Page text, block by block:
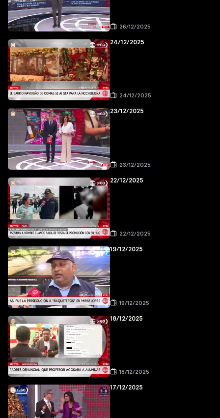
26/12/2025
24/12/2025
24/12/2025
23/12/2025
23/12/2025
22/12/2025
22/12/2025
19/12/2025
19/12/2025
18/12/2025
18/12/2025
17/12/2025